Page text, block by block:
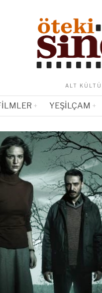
ALT
YEŞILÇAM